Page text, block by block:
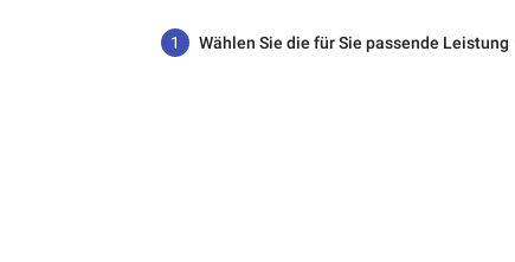
1 Wählen Sie die für Sie passende Leistung